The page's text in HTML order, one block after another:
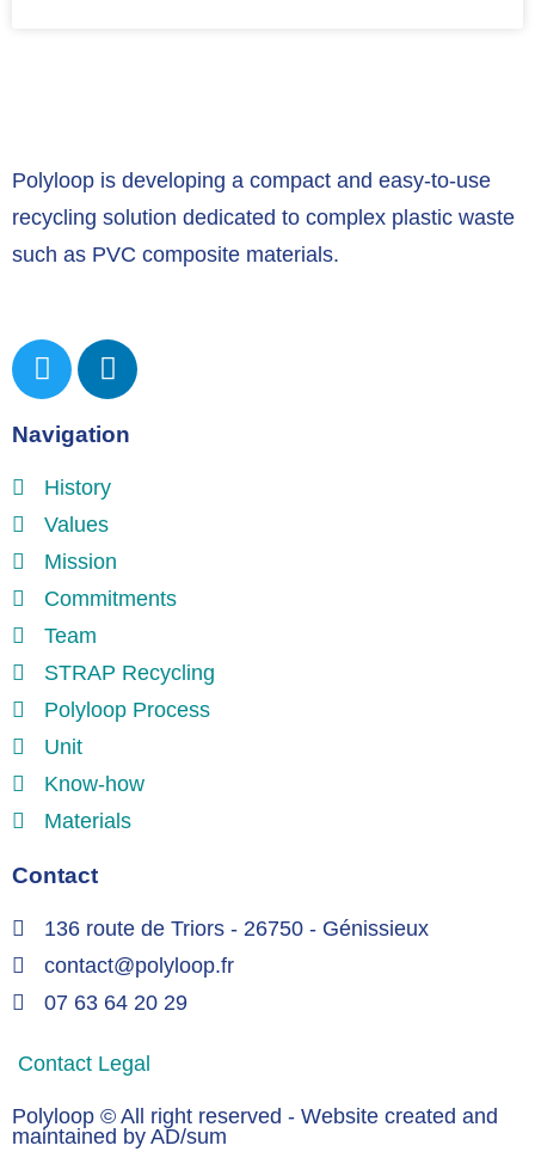
Polyloop is developing a compact and easy-to-use
recycling solution dedicated to complex plastic waste
such as PVC composite materials.
Navigation
History
Values
Mission
Commitments
Team
STRAP Recycling
Polyloop Process
Unit
Know-how
Materials
Contact
136 route de Triors - 26750 - Génissieux
contact@polyloop.fr
07 63 64 20 29
Contact Legal
Polyloop © All right reserved - Website created and
maintained by AD/sum